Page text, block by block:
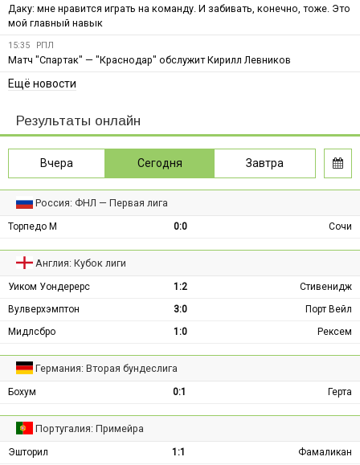
Даку: мне нравится играть на команду. И забивать, конечно, тоже. Это
мой главный навык
15:35 РПЛ
Матч "Спартак" — "Краснодар" обслужит Кирилл Левников
Ещё новости
Результаты онлайн
Вчера Сегодня Завтра
Россия: ФНЛ — Первая лига
Торпедо М 0:0 Сочи
Англия: Кубок лиги
Уиком Уондерерс 1:2
Стивенидж
Вулверхэмптон
3:0
Порт Вейл
Мидлсбро
1:0 Рексем
Германия: Вторая бундеслига
Бохум 0:1 Герта
Португалия: Примейра
Эшторил 1:1 Фамаликан